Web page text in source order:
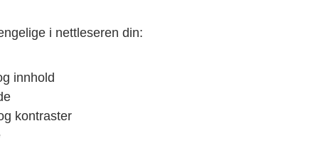
i nettleseren din:
innhold
kontraster